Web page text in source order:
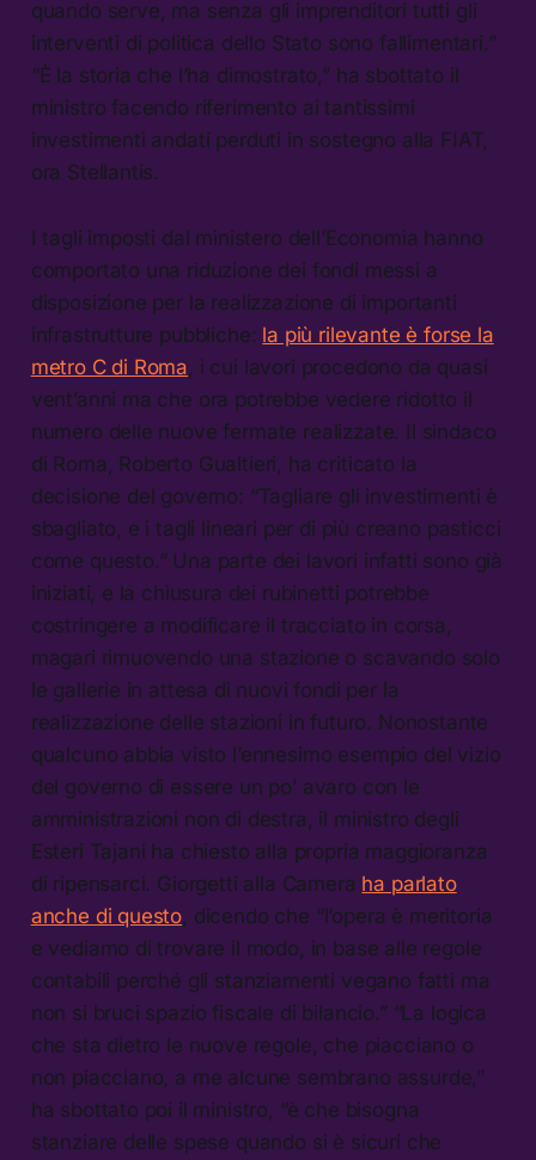
quando serve, ma senza gli imprenditori tutti gli
interventi di politica dello Stato sono fallimentari.”
“È la storia che l’ha dimostrato,” ha sbottato il
ministro facendo riferimento ai tantissimi
investimenti andati perduti in sostegno alla FIAT,
ora Stellantis.
I tagli imposti dal ministero dell’Economia hanno
comportato una riduzione dei fondi messi a
disposizione per la realizzazione di importanti
infrastrutture pubbliche: la più rilevante è forse la
metro C di Roma , i cui lavori procedono da quasi
vent’anni ma che ora potrebbe vedere ridotto il
numero delle nuove fermate realizzate. Il sindaco
di Roma, Roberto Gualtieri, ha criticato la
decisione del governo: “Tagliare gli investimenti è
sbagliato, e i tagli lineari per di più creano pasticci
come questo.” Una parte dei lavori infatti sono già
iniziati, e la chiusura dei rubinetti potrebbe
costringere a modificare il tracciato in corsa,
magari rimuovendo una stazione o scavando solo
le gallerie in attesa di nuovi fondi per la
realizzazione delle stazioni in futuro. Nonostante
qualcuno abbia visto l’ennesimo esempio del vizio
del governo di essere un po’ avaro con le
amministrazioni non di destra, il ministro degli
Esteri Tajani ha chiesto alla propria maggioranza
di ripensarci. Giorgetti alla Camera ha parlato
anche di questo , dicendo che “l’opera è meritoria
e vediamo di trovare il modo, in base alle regole
contabili perché gli stanziamenti vegano fatti ma
non si bruci spazio fiscale di bilancio.” “La logica
che sta dietro le nuove regole, che piacciano o
non piacciano, a me alcune sembrano assurde,”
ha sbottato poi il ministro, “è che bisogna
stanziare delle spese quando si è sicuri che